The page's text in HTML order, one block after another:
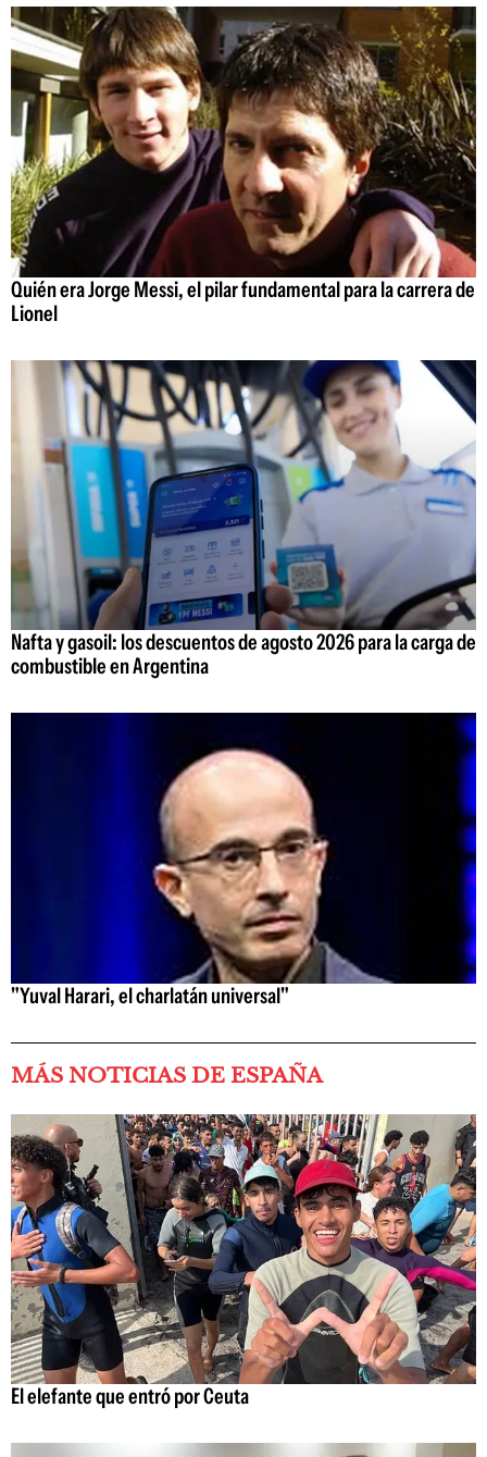
Quién era Jorge Messi, el pilar fundamental para la carrera de
Lionel
Nafta y gasoil: los descuentos de agosto 2026 para la carga de
combustible en Argentina
"Yuval Harari, el charlatán universal"
MÁS NOTICIAS DE ESPAÑA
El elefante que entró por Ceuta